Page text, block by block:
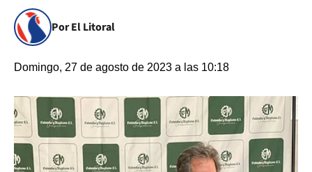
Por El Litoral
Domingo, 27 de agosto de 2023 a las 10:18